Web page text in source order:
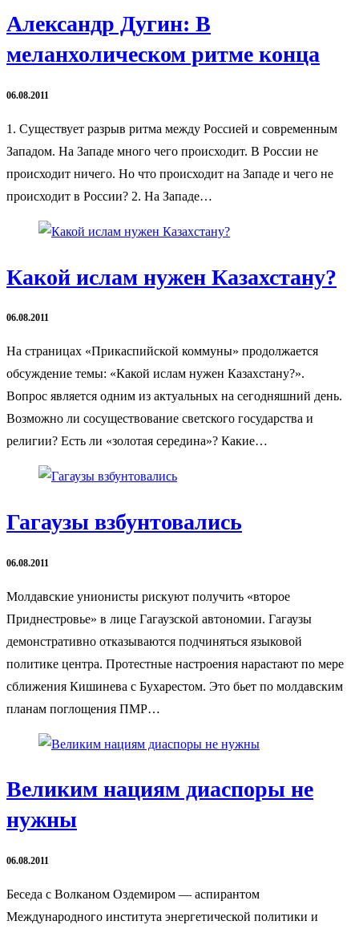
Александр Дугин: В
меланхолическом ритме конца
06.08.2011
1. Существует разрыв ритма между Россией и современным
Западом. На Западе много чего происходит. В России не
происходит ничего. Но что происходит на Западе и чего не
происходит в России? 2. На Западе…
Какой ислам нужен Казахстану?
06.08.2011
На страницах «Прикаспийской коммуны» продолжается
обсуждение темы: «Какой ислам нужен Казахстану?».
Вопрос является одним из актуальных на сегодняшний день.
Возможно ли сосуществование светского государства и
религии? Есть ли «золотая середина»? Какие…
Гагаузы взбунтовались
06.08.2011
Молдавские унионисты рискуют получить «второе
Приднестровье» в лице Гагаузской автономии. Гагаузы
демонстративно отказываются подчиняться языковой
политике центра. Протестные настроения нарастают по мере
сближения Кишинева с Бухарестом. Это бьет по молдавским
планам поглощения ПМР…
Великим нациям диаспоры не
нужны
06.08.2011
Беседа с Волканом Оздемиром — аспирантом
Международного института энергетической политики и